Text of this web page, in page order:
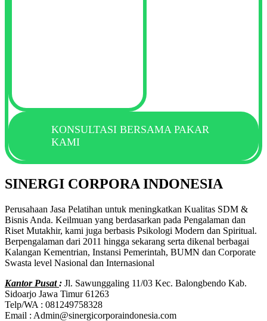
KONSULTASI BERSAMA PAKAR
KAMI
SINERGI CORPORA INDONESIA
Perusahaan Jasa Pelatihan untuk meningkatkan Kualitas SDM &
Bisnis Anda. Keilmuan yang berdasarkan pada Pengalaman dan
Riset Mutakhir, kami juga berbasis Psikologi Modern dan Spiritual.
Berpengalaman dari 2011 hingga sekarang serta dikenal berbagai
Kalangan Kementrian, Instansi Pemerintah, BUMN dan Corporate
Swasta level Nasional dan Internasional
Kantor Pusat: Jl. Sawunggaling 11/03 Kec. Balongbendo Kab.
Sidoarjo Jawa Timur 61263
Telp/WA : 081249758328
Email : Admin@sinergicorporaindonesia.com